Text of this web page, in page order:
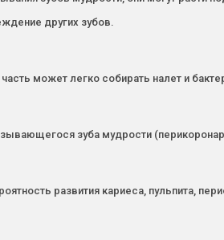
других зубов.
может легко собирать налет и
зуба мудрости
развития кариеса, пульпита,